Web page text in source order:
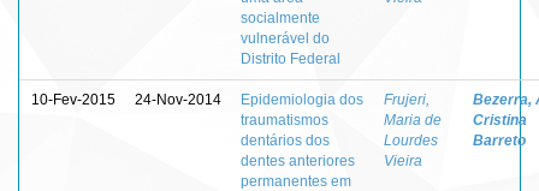
socialmente
vulnerável do
Distrito Federal
10-Fev-2015 24-Nov-2014
Epidemiologia dos
traumatismos
dentários dos
dentes anteriores
permanentes em
Frujeri,
Maria de
Lourdes
Vieira
Bezerra,
Cristina
Barreto